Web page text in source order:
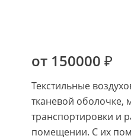
от 150000 ₽
Текстильные
тканевой оболочке,
транспортировки и
помещении. С их